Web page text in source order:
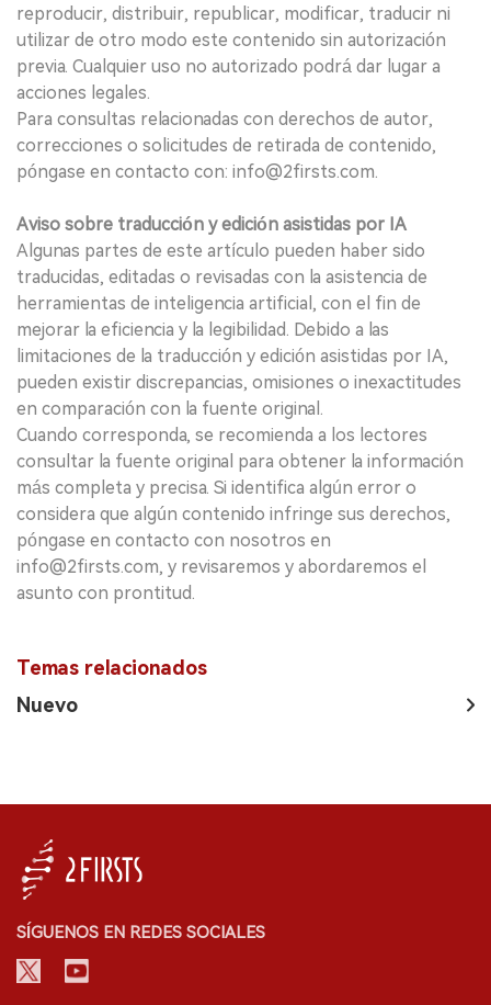
reproducir, distribuir, republicar, modificar, traducir ni
utilizar de otro modo este contenido sin autorización
previa. Cualquier uso no autorizado podrá dar lugar a
acciones legales.
Para consultas relacionadas con derechos de autor,
correcciones o solicitudes de retirada de contenido,
póngase en contacto con: info@2firsts.com.
Aviso sobre traducción y edición asistidas por IA
Algunas partes de este artículo pueden haber sido
traducidas, editadas o revisadas con la asistencia de
herramientas de inteligencia artificial, con el fin de
mejorar la eficiencia y la legibilidad. Debido a las
limitaciones de la traducción y edición asistidas por IA,
pueden existir discrepancias, omisiones o inexactitudes
en comparación con la fuente original.
Cuando corresponda, se recomienda a los lectores
consultar la fuente original para obtener la información
más completa y precisa. Si identifica algún error o
considera que algún contenido infringe sus derechos,
póngase en contacto con nosotros en
info@2firsts.com, y revisaremos y abordaremos el
asunto con prontitud.
Temas relacionados
Nuevo
SÍGUENOS EN REDES SOCIALES